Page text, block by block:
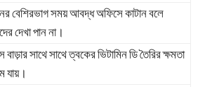
বেশিরভাগ সময় আবদ্ধ অফিসে কাটান বলে
দেখা পান না।
বাড়ার সাথে সাথে ত্বকের ভিটামিন ডি তৈরির ক্ষমতা
যায়।